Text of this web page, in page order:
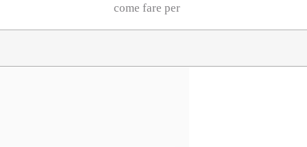
come fare per